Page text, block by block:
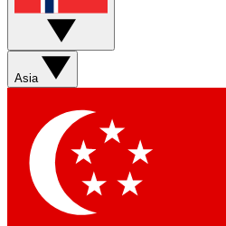
Asia